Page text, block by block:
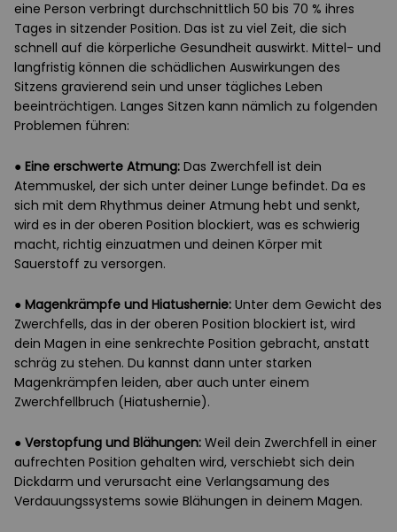
eine Person verbringt durchschnittlich 50 bis 70 % ihres
Tages in sitzender Position. Das ist zu viel Zeit, die sich
schnell auf die körperliche Gesundheit auswirkt. Mittel- und
langfristig können die schädlichen Auswirkungen des
Sitzens gravierend sein und unser tägliches Leben
beeinträchtigen. Langes Sitzen kann nämlich zu folgenden
Problemen führen:
● Eine erschwerte Atmung: Das Zwerchfell ist dein
Atemmuskel, der sich unter deiner Lunge befindet. Da es
sich mit dem Rhythmus deiner Atmung hebt und senkt,
wird es in der oberen Position blockiert, was es schwierig
macht, richtig einzuatmen und deinen Körper mit
Sauerstoff zu versorgen.
● Magenkrämpfe und Hiatushernie: Unter dem Gewicht des
Zwerchfells, das in der oberen Position blockiert ist, wird
dein Magen in eine senkrechte Position gebracht, anstatt
schräg zu stehen. Du kannst dann unter starken
Magenkrämpfen leiden, aber auch unter einem
Zwerchfellbruch (Hiatushernie).
● Verstopfung und Blähungen: Weil dein Zwerchfell in einer
aufrechten Position gehalten wird, verschiebt sich dein
Dickdarm und verursacht eine Verlangsamung des
Verdauungssystems sowie Blähungen in deinem Magen.